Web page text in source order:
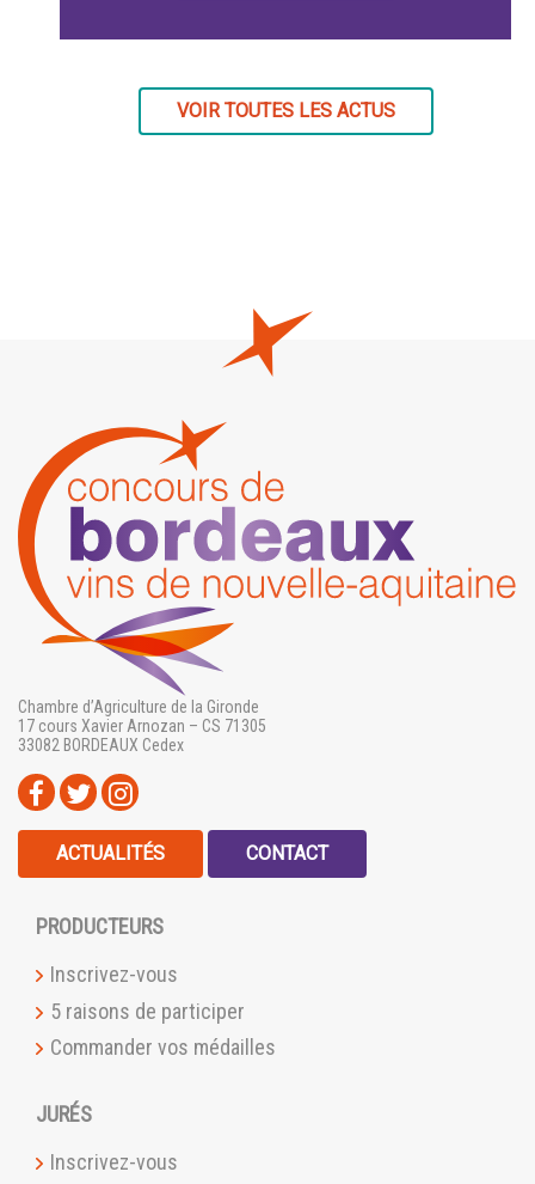
VOIR TOUTES LES ACTUS
Chambre d’Agriculture de la Gironde
17 cours Xavier Arnozan – CS 71305
33082 BORDEAUX Cedex
ACTUALITÉS CONTACT
PRODUCTEURS
Inscrivez-vous
5 raisons de participer
Commander vos médailles
JURÉS
Inscrivez-vous